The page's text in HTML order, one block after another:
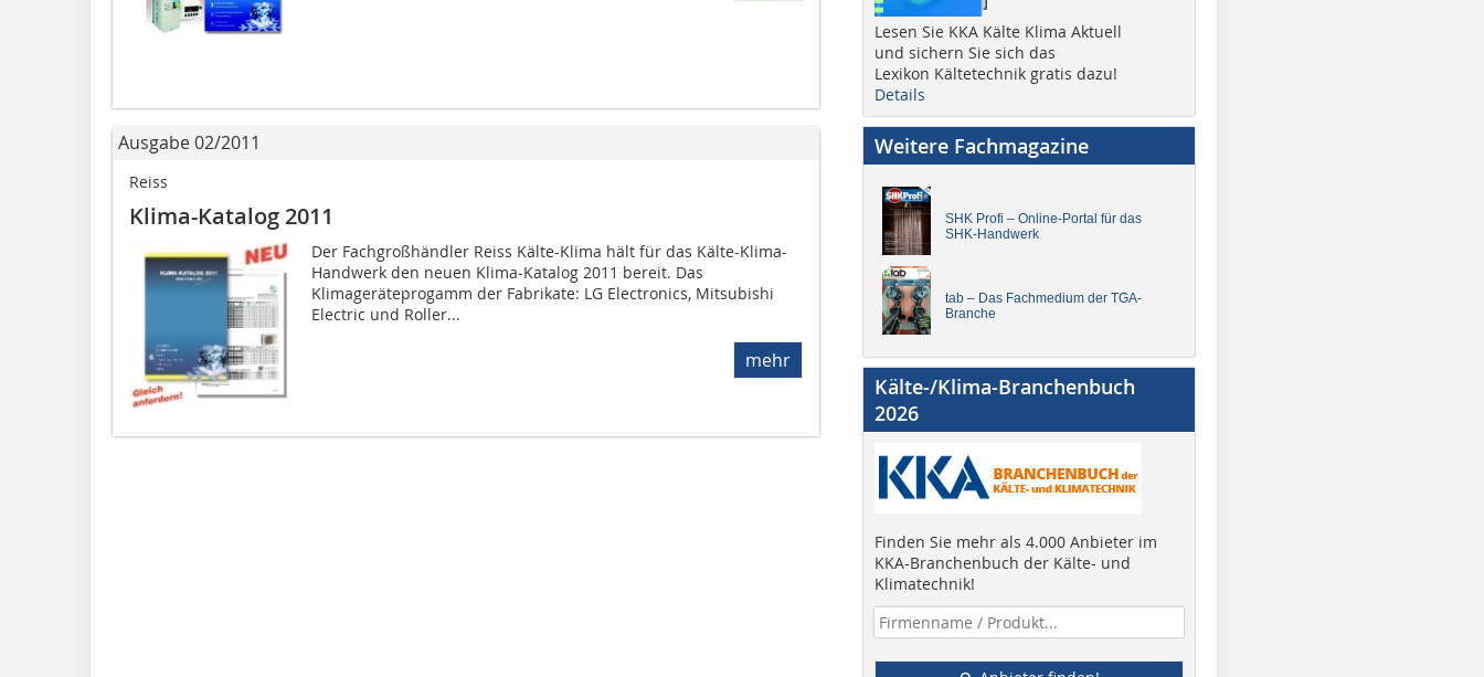
Ausgabe 02/2011
Reiss
Klima-Katalog 2011
Der Fachgroßhändler Reiss Kälte-Klima hält für das Kälte-Klima-
Handwerk den neuen Klima-Katalog 2011 bereit. Das
Klimageräteprogamm der Fabrikate: LG Electronics, Mitsubishi
Electric und Roller...
mehr
Lesen Sie KKA Kälte Klima Aktuell
und sichern Sie sich das
Lexikon Kältetechnik gratis dazu!
Details
Weitere Fachmagazine
SHK Profi – Online-Portal für das
SHK-Handwerk
tab – Das Fachmedium der TGA-
Branche
Kälte-/Klima-Branchenbuch
2026
Finden Sie mehr als 4.000 Anbieter im
KKA-Branchenbuch der Kälte- und
Klimatechnik!